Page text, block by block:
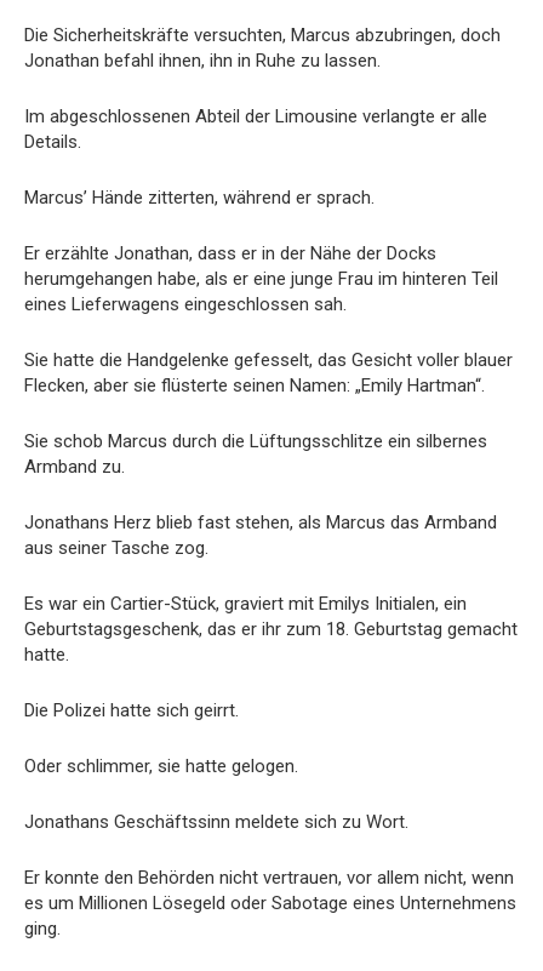
Die Sicherheitskräfte versuchten, Marcus abzubringen, doch
Jonathan befahl ihnen, ihn in Ruhe zu lassen.
Im abgeschlossenen Abteil der Limousine verlangte er alle
Details.
Marcus’ Hände zitterten, während er sprach.
Er erzählte Jonathan, dass er in der Nähe der Docks
herumgehangen habe, als er eine junge Frau im hinteren Teil
eines Lieferwagens eingeschlossen sah.
Sie hatte die Handgelenke gefesselt, das Gesicht voller blauer
Flecken, aber sie flüsterte seinen Namen: „Emily Hartman“.
Sie schob Marcus durch die Lüftungsschlitze ein silbernes
Armband zu.
Jonathans Herz blieb fast stehen, als Marcus das Armband
aus seiner Tasche zog.
Es war ein Cartier-Stück, graviert mit Emilys Initialen, ein
Geburtstagsgeschenk, das er ihr zum 18. Geburtstag gemacht
hatte.
Die Polizei hatte sich geirrt.
Oder schlimmer, sie hatte gelogen.
Jonathans Geschäftssinn meldete sich zu Wort.
Er konnte den Behörden nicht vertrauen, vor allem nicht, wenn
es um Millionen Lösegeld oder Sabotage eines Unternehmens
ging.